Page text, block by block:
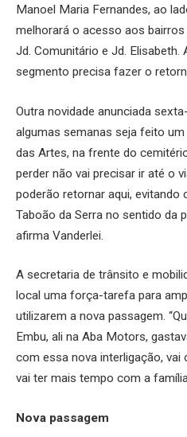
Manoel Maria Fernandes, ao
melhorará o acesso aos bairros
Jd. Comunitário e Jd. Elisabeth.
segmento precisa fazer o
Outra novidade anunciada
algumas semanas seja feito
das Artes, na frente do
perder não vai precisar ir até o
poderão retornar aqui, evitando
Taboão da Serra no sentido da
afirma Vanderlei.
A secretaria de trânsito e
local uma força-tarefa para
utilizarem a nova passagem.
Embu, ali na Aba Motors,
com essa nova interligação, vai
vai ter mais tempo com a
Nova passagem